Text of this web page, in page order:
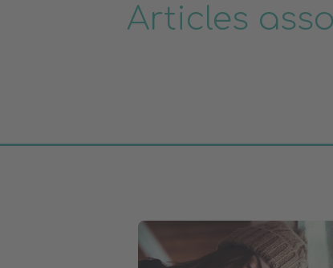
Articles